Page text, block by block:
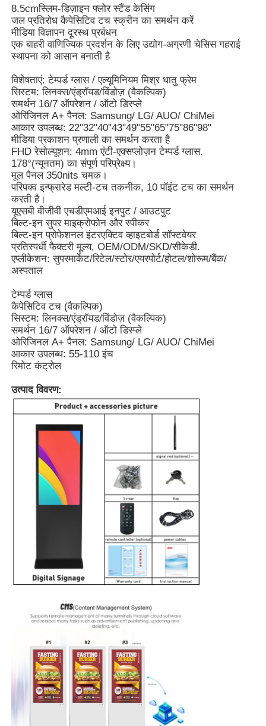
8.5cmस्लिम-डिज़ाइन फ्लोर स्टैंड केसिंग
जल प्रतिरोध कैपेसिटिव टच स्क्रीन का समर्थन करें
मीडिया विज्ञापन दूरस्थ प्रबंधन
एक बाहरी वाणिज्यिक प्रदर्शन के लिए उद्योग-अग्रणी चेसिस गहराई
स्थापना को आसान बनाती है
विशेषताएं: टेम्पर्ड ग्लास / एल्यूमिनियम मिश्र धातु फ्रेम
सिस्टम: लिनक्स/एंड्रॉयड/विंडोज़ (वैकल्पिक)
समर्थन 16/7 ऑपरेशन / ऑटो डिस्प्ले
ओरिजिनल A+ पैनल: Samsung/ LG/ AUO/ ChiMei
आकार उपलब्ध: 22"32"40"43"49"55"65"75"86"98"
मीडिया प्रकाशन प्रणाली का समर्थन करता है
FHD रेसोल्यूशन: 4mm एंटी-एक्सप्लोज़न टेम्पर्ड ग्लास.
178°(न्यूनतम) का संपूर्ण परिप्रेक्ष्य।
मूल पैनल 350nits चमक।
परिपक्व इन्फ्रारेड मल्टी-टच तकनीक, 10 पॉइंट टच का समर्थन
करती है।
यूएसबी वीजीवी एचडीएमआई इनपुट / आउटपुट
बिल्ट-इन सुपर माइक्रोफोन और स्पीकर
बिल्ट-इन प्रोफेशनल इंटरएक्टिव व्हाइटबोर्ड सॉफ्टवेयर
प्रतिस्पर्धी फैक्टरी मूल्य, OEM/ODM/SKD/सीकेडी.
एप्लीकेशन: सुपरमार्केट/रिटेल/स्टोर/एयरपोर्ट/होटल/शोरूम/बैंक/
अस्पताल
टेम्पर्ड ग्लास
कैपेसिटिव टच (वैकल्पिक)
सिस्टम: लिनक्स/एंड्रॉयड/विंडोज़ (वैकल्पिक)
समर्थन 16/7 ऑपरेशन / ऑटो डिस्प्ले
ओरिजिनल A+ पैनल: Samsung/ LG/ AUO/ ChiMei
आकार उपलब्ध: 55-110 इंच
रिमोट कंट्रोल
उत्पाद विवरण: